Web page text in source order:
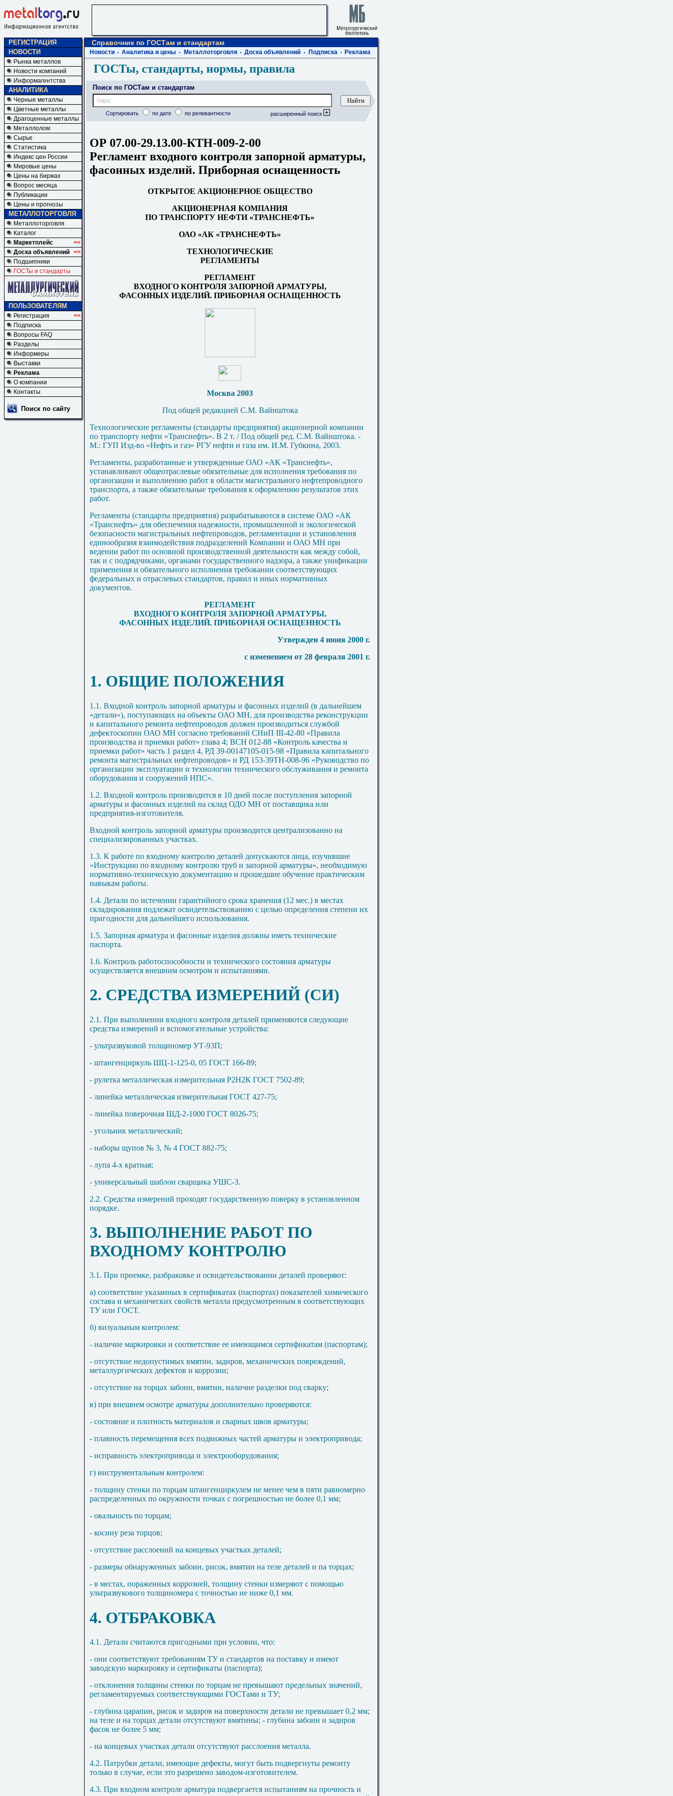
РЕГИСТРАЦИЯ
НОВОСТИ
Рынка металлов
Новости компаний
Информагентства
АНАЛИТИКА
Черные металлы
Цветные металлы
Драгоценные металлы
Металлолом
Сырье
Статистика
Индекс цен России
Мировые цены
Цены на биржах
Вопрос месяца
Публикации
Цены и прогнозы
МЕТАЛЛОТОРГОВЛЯ
Металлоторговля
Каталог
Маркетплейс
<<
Доска объявлений <<
Подшипники
ГОСТы и стандарты
ПОЛЬЗОВАТЕЛЯМ
Регистрация
<<
Подписка
Вопросы FAQ
Разделы
Информеры
Выставки
Реклама
О компании
Контакты
Поиск по сайту
Справочник по ГОСТам и стандартам
Новости Аналитика и цены Металлоторговля Доска объявлений Подписка Реклама
ГОСТы, стандарты, нормы, правила
Поиск по ГОСТам и стандартам
Сортировать по дате по релевантности расширенный поиск
ОР 07.00-29.13.00-КТН-009-2-00
Регламент входного контроля запорной арматуры,
фасонных изделий. Приборная оснащенность
ОТКРЫТОЕ АКЦИОНЕРНОЕ ОБЩЕСТВО
АКЦИОНЕРНАЯ КОМПАНИЯ
ПО ТРАНСПОРТУ НЕФТИ «ТРАНСНЕФТЬ»
ОАО «АК «ТРАНСНЕФТЬ»
ТЕХНОЛОГИЧЕСКИЕ
РЕГЛАМЕНТЫ
РЕГЛАМЕНТ
ВХОДНОГО КОНТРОЛЯ ЗАПОРНОЙ АРМАТУРЫ,
ФАСОННЫХ ИЗДЕЛИЙ. ПРИБОРНАЯ ОСНАЩЕННОСТЬ
Москва 2003
Под общей редакцией С.М. Вайнштока
Технологические регламенты (стандарты предприятия) акционерной компании
по транспорту нефти «Транснефть». В 2 т. / Под общей ред. С.М. Вайнштока. -
М.: ГУП Изд-во «Нефть и газ» РГУ нефти и газа им. И.М. Губкина, 2003.
Регламенты, разработанные и утвержденные ОАО «АК «Транснефть»,
устанавливают общеотраслевые обязательные для исполнения требования по
организации и выполнению работ в области магистрального нефтепроводного
транспорта, а также обязательные требования к оформлению результатов этих
работ.
Регламенты (стандарты предприятия) разрабатываются в системе ОАО «АК
«Транснефть» для обеспечения надежности, промышленной и экологической
безопасности магистральных нефтепроводов, регламентации и установления
единообразия взаимодействия подразделений Компании и ОАО МН при
ведении работ по основной производственной деятельности как между собой,
так и с подрядчиками, органами государственного надзора, а также унификации
применения и обязательного исполнения требовании соответствующих
федеральных и отраслевых стандартов, правил и иных нормативных
документов.
РЕГЛАМЕНТ
ВХОДНОГО КОНТРОЛЯ ЗАПОРНОЙ АРМАТУРЫ,
ФАСОННЫХ ИЗДЕЛИЙ. ПРИБОРНАЯ ОСНАЩЕННОСТЬ
Утвержден 4 июня 2000 г.
с изменением от 28 февраля 2001 г.
1. ОБЩИЕ ПОЛОЖЕНИЯ
1.1 . Входной контроль запорной арматуры и фасонных изделий (в дальнейшем
«детали»), поступающих на объекты ОАО МН, для производства реконструкции
и капитального ремонта нефтепроводов должен производиться службой
дефектоскопии ОАО МН согласно требований СНиП III-42-80 «Правила
производства и приемки работ» глава 4; ВСН 012-88 «Контроль качества и
приемки работ» часть 1 раздел 4, РД 39-00147105-015-98 «Правила капитального
ремонта магистральных нефтепроводов» и РД 153-39ТН-008-96 «Руководство по
организации эксплуатации и технологии технического обслуживания и ремонта
оборудования и сооружений НПС».
1.2. Входной контроль производится в 10 дней после поступления запорной
арматуры и фасонных изделий на склад ОДО МН от поставщика или
предприятия-изготовителя.
Входной контроль запорной арматуры производится централизованно на
специализированных участках.
1.3. К работе по входному контролю деталей допускаются лица, изучившие
«Инструкцию по входному контролю труб и запорной арматуры», необходимую
нормативно-техническую документацию и прошедшие обучение практическим
навыкам работы.
1.4. Детали по истечении гарантийного срока хранения (12 мес.) в местах
складирования подлежат освидетельствованию с целью определения степени их
пригодности для дальнейшего использования.
1.5. Запорная арматура и фасонные изделия должны иметь технические
паспорта.
1.6. Контроль работоспособности и технического состояния арматуры
осуществляется внешним осмотром и испытаниями.
2. СРЕДСТВА ИЗМЕРЕНИЙ (СИ)
2.1 . При выполнении входного контроля деталей применяются следующие
средства измерений и вспомогательные устройства:
- ультразвуковой толщиномер УТ-93П;
- штангенциркуль ШЦ-1-125-0, 05 ГОСТ 166-89;
- рулетка металлическая измерительная Р2Н2К ГОСТ 7502-89;
- линейка металлическая измерительная ГОСТ 427-75;
- линейка поверочная ШД-2-1000 ГОСТ 8026-75;
- угольник металлический;
- наборы щупов № 3, № 4 ГОСТ 882-75;
- лупа 4-х кратная;
- универсальный шаблон сварщика УШС-3.
2.2. Средства измерений проходят государственную поверку в установленном
порядке.
3. ВЫПОЛНЕНИЕ РАБОТ ПО
ВХОДНОМУ КОНТРОЛЮ
3.1. При приемке, разбраковке и освидетельствовании деталей проверяют:
а) соответствие указанных в сертификатах (паспортах) показателей химического
состава и механических свойств металла предусмотренным в соответствующих
ТУ или ГОСТ.
б) визуальным контролем:
- наличие маркировки и соответствие ее имеющимся сертификатам (паспортам);
- отсутствие недопустимых вмятин, задиров, механических повреждений,
металлургических дефектов и коррозии;
- отсутствие на торцах забоин, вмятин, наличие разделки под сварку;
в) при внешнем осмотре арматуры дополнительно проверяются:
- состояние и плотность материалов и сварных швов арматуры;
- плавность перемещения всех подвижных частей арматуры и электропривода;
- исправность электропривода и электрооборудования;
г) инструментальным контролем:
- толщину стенки по торцам штангенциркулем не менее чем в пяти равномерно
распределенных по окружности точках с погрешностью не более 0,1 мм;
- овальность по торцам;
- косину реза торцов;
- отсутствие расслоений на концевых участках деталей;
- размеры обнаруженных забоин, рисок, вмятин на теле деталей и па торцах;
- в местах, пораженных коррозией, толщину стенки измеряют с помощью
ультразвукового толщиномера с точностью не ниже 0,1 мм.
4. ОТБРАКОВКА
4.1 . Детали считаются пригодными при условии, что:
- они соответствуют требованиям ТУ и стандартов на поставку и имеют
заводскую маркировку и сертификаты (паспорта);
- отклонения толщины стенки по торцам не превышают предельных значений,
регламентируемых соответствующими ГОСТами и ТУ;
- глубина царапин, рисок и задиров на поверхности детали не превышает 0,2 мм;
на теле и на торцах детали отсутствуют вмятины; - глубина забоин и задиров
фасок не более 5 мм;
- на концевых участках детали отсутствуют расслоения металла.
4.2. Патрубки детали, имеющие дефекты, могут быть подвергнуты ремонту
только в случае, если это разрешено заводом-изготовителем.
4.3. При входном контроле арматура подвергается испытаниям на прочность и